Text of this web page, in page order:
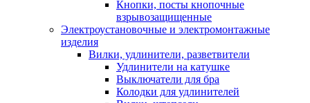
Кнопки, посты кнопочные
взрывозащищенные
Электроустановочные и электромонтажные
изделия
Вилки, удлинители, разветвители
Удлинители на катушке
Выключатели для бра
Колодки для удлинителей